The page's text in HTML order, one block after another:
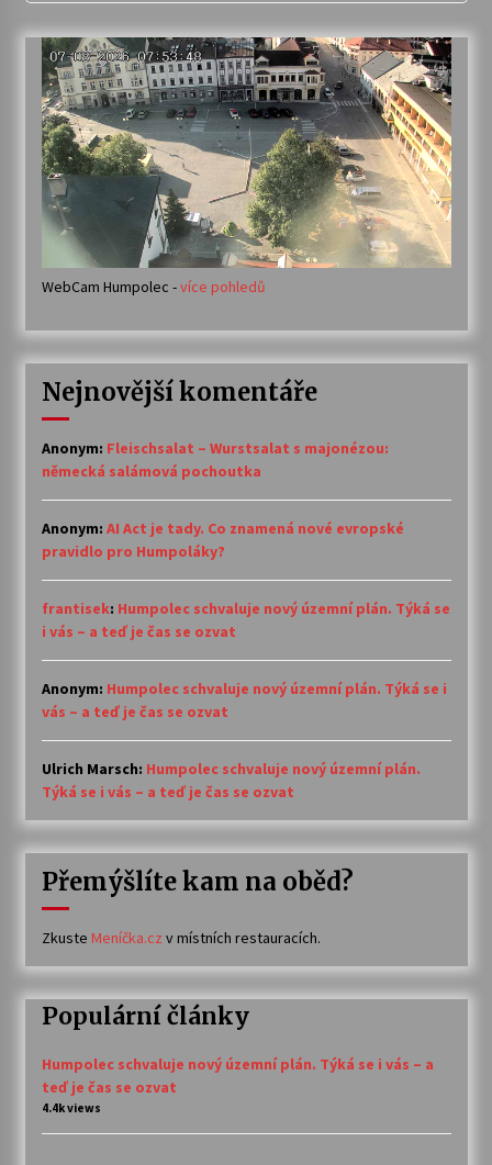
WebCam Humpolec -více pohledů
Nejnovější komentáře
Anonym: Fleischsalat – Wurstsalat s majonézou:
německá salámová pochoutka
Anonym: AI Act je tady. Co znamená nové evropské
pravidlo pro Humpoláky?
frantisek: Humpolec schvaluje nový územní plán. Týká se
i vás – a teď je čas se ozvat
Anonym: Humpolec schvaluje nový územní plán. Týká se i
vás – a teď je čas se ozvat
Ulrich Marsch: Humpolec schvaluje nový územní plán.
Týká se i vás – a teď je čas se ozvat
Přemýšlíte kam na oběd?
Zkuste Meníčka.cz v místních restauracích.
Populární články
Humpolec schvaluje nový územní plán. Týká se i vás – a
teď je čas se ozvat
4.4k views